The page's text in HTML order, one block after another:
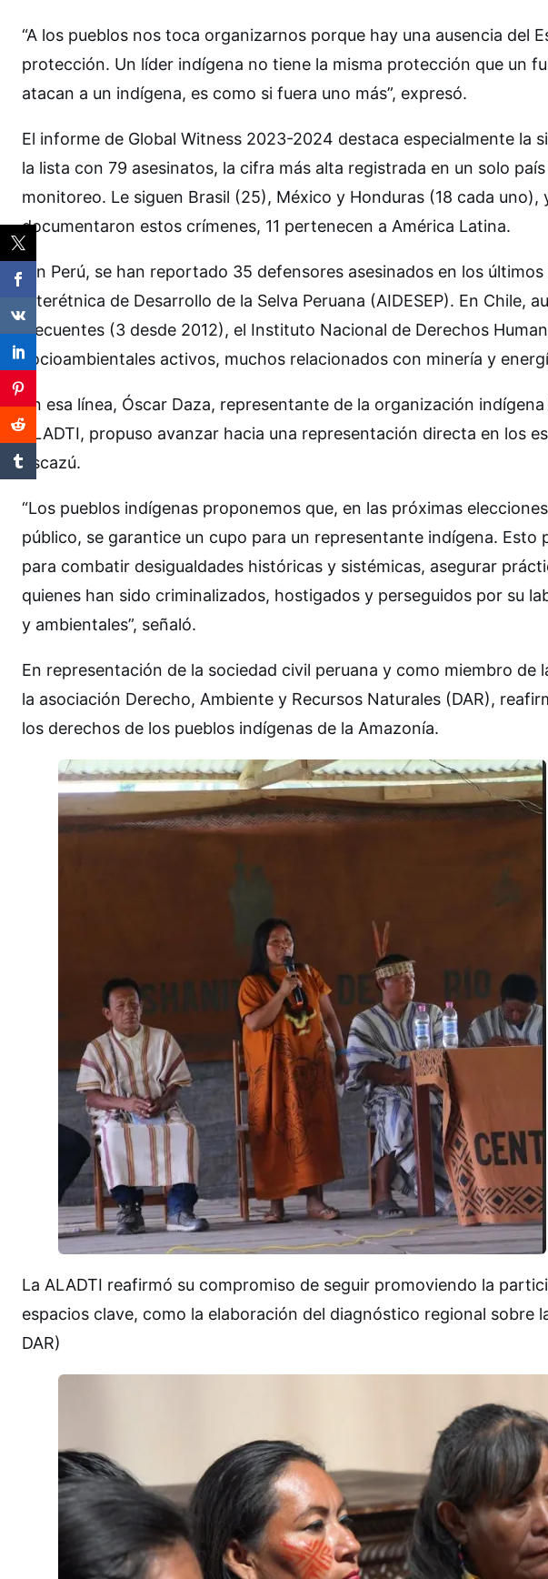
“A los pueblos nos toca organizarnos porque hay una ausencia del
protección. Un líder indígena no tiene la misma protección que un
atacan a un indígena, es como si fuera uno más”, expresó.
El informe de Global Witness 2023-2024 destaca especialmente la
la lista con 79 asesinatos, la cifra más alta registrada en un solo
monitoreo. Le siguen Brasil (25), México y Honduras (18 cada uno),
documentaron estos crímenes, 11 pertenecen a América Latina.
En Perú, se han reportado 35 defensores asesinados en los
Interétnica de Desarrollo de la Selva Peruana (AIDESEP). En Chile,
frecuentes (3 desde 2012), el Instituto Nacional de Derechos
socioambientales activos, muchos relacionados con minería y
En esa línea, Óscar Daza, representante de la organización
ALADTI, propuso avanzar hacia una representación directa en los
Escazú.
“Los pueblos indígenas proponemos que, en las próximas
público, se garantice un cupo para un representante indígena.
para combatir desigualdades históricas y sistémicas, asegurar
quienes han sido criminalizados, hostigados y perseguidos por su
y ambientales”, señaló.
En representación de la sociedad civil peruana y como miembro de
la asociación Derecho, Ambiente y Recursos Naturales (DAR),
los derechos de los pueblos indígenas de la Amazonía.
La ALADTI reafirmó su compromiso de seguir promoviendo la
espacios clave, como la elaboración del diagnóstico regional sobre
DAR)